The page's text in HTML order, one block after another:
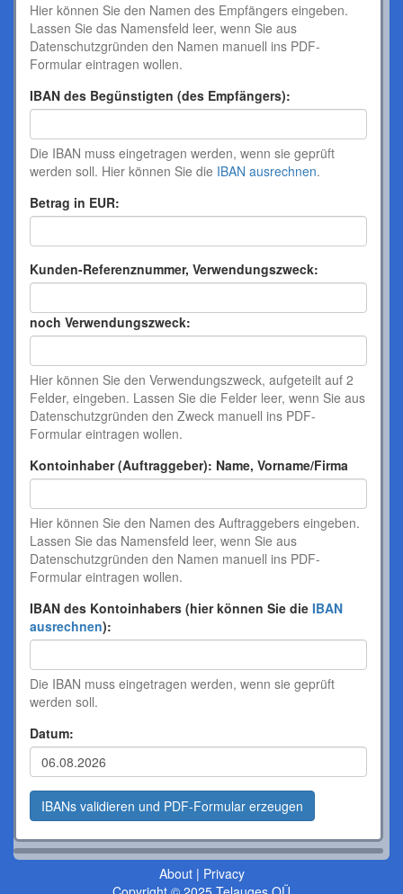
Hier können Sie den Namen des Empfängers eingeben.
Lassen Sie das Namensfeld leer, wenn Sie aus
Datenschutzgründen den Namen manuell ins PDF-
Formular eintragen wollen.
IBAN des Begünstigten (des Empfängers):
Die IBAN muss eingetragen werden, wenn sie geprüft
werden soll. Hier können Sie die IBAN ausrechnen.
Betrag in EUR:
Kunden-Referenznummer, Verwendungszweck:
noch Verwendungszweck:
Hier können Sie den Verwendungszweck, aufgeteilt auf 2
Felder, eingeben. Lassen Sie die Felder leer, wenn Sie aus
Datenschutzgründen den Zweck manuell ins PDF-
Formular eintragen wollen.
Kontoinhaber (Auftraggeber): Name, Vorname/Firma
Hier können Sie den Namen des Auftraggebers eingeben.
Lassen Sie das Namensfeld leer, wenn Sie aus
Datenschutzgründen den Namen manuell ins PDF-
Formular eintragen wollen.
IBAN des Kontoinhabers (hier können Sie die IBAN
ausrechnen):
Die IBAN muss eingetragen werden, wenn sie geprüft
werden soll.
Datum:
About| Privacy